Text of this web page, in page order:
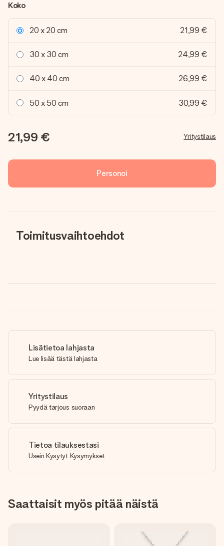
Koko
20 x 20 cm 21,99 €
30 x 30 cm 24,99 €
40 x 40 cm 26,99 €
50 x 50 cm 30,99 €
21,99 € Yritystilaus
Personoi
Toimitusvaihtoehdot
Lisätietoa lahjasta
Lue lisää tästä lahjasta
Yritystilaus
Pyydä tarjous suoraan
Tietoa tilauksestasi
Usein Kysytyt Kysymykset
Saattaisit myös pitää näistä